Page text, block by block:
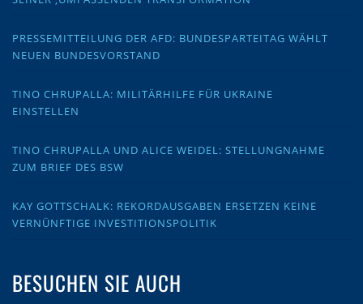
PRESSEMITTEILUNG DER AFD: BUNDESPARTEITAG WÄHLT
NEUEN BUNDESVORSTAND
TINO CHRUPALLA: MILITÄRHILFE FÜR UKRAINE
EINSTELLEN
TINO CHRUPALLA UND ALICE WEIDEL: STELLUNGNAHME
ZUM BRIEF DES BSW
KAY GOTTSCHALK: REKORDAUSGABEN ERSETZEN KEINE
VERNÜNFTIGE INVESTITIONSPOLITIK
BESUCHEN SIE AUCH